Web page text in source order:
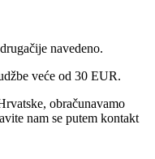
navedeno.
veće od 30 EUR.
obračunavamo
nam se putem kontakt